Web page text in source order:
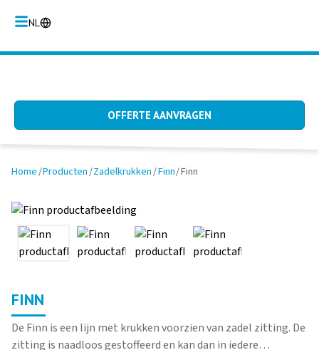
NL
OFFERTE AANVRAGEN
Home/Producten/Zadelkrukken/Finn/Finn
FINN
De Finn is een lijn met krukken voorzien van zadel zitting. De
zitting is naadloos gestoffeerd en kan dan in iedere…